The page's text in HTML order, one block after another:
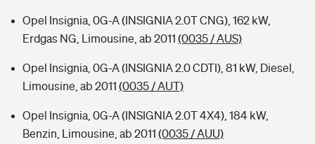
Opel Insignia, 0G-A (INSIGNIA 2.0T CNG), 162 kW,
Erdgas NG, Limousine, ab 2011 (0035 / AUS)
Opel Insignia, 0G-A (INSIGNIA 2.0 CDTI), 81 kW, Diesel,
Limousine, ab 2011 (0035 / AUT)
Opel Insignia, 0G-A (INSIGNIA 2.0T 4X4), 184 kW,
Benzin, Limousine, ab 2011 (0035 / AUU)